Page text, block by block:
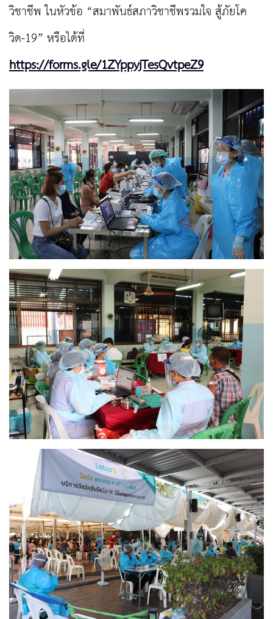
วิชาชีพ ในหัวข้อ “สมาพันธ์สภาวิชาชีพรวมใจ สู้ภัยโค
วิด-19” หรือได้ที่
https://forms.gle/1ZYppyjTesQvtpeZ9